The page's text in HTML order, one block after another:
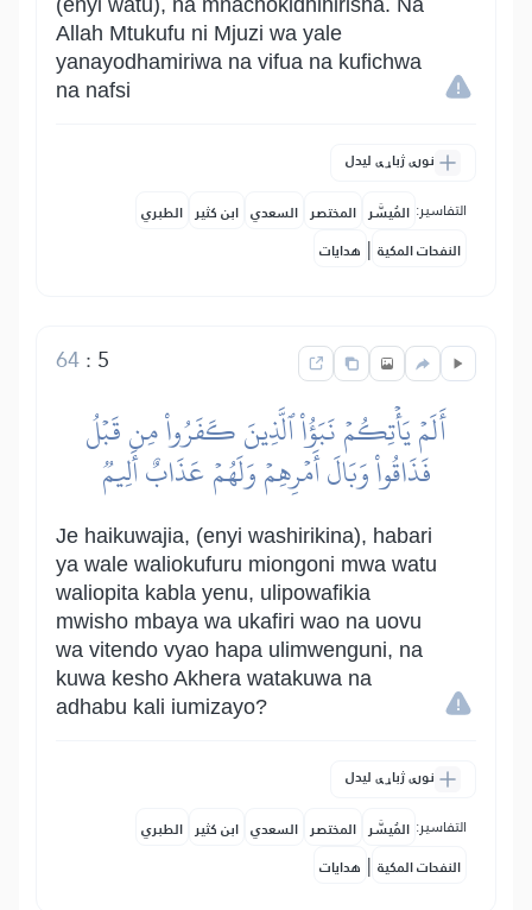
(enyi watu), na mnachokidhihirisha. Na
Allah Mtukufu ni Mjuzi wa yale
yanayodhamiriwa na vifua na kufichwa
na nafsi
نورې ژباړې لیدل
التفاسير: المُيسَّر المختصر السعدي ابن كثير الطبري
النفحات المكية | هدايات
5
:
64
أَلَمۡ يَأۡتِكُمۡ نَبَؤُاْ ٱلَّذِينَ كَفَرُواْ مِن قَبۡلُ
فَذَاقُواْ وَبَالَ أَمۡرِهِمۡ وَلَهُمۡ عَذَابٌ أَلِيمٞ
Je haikuwajia, (enyi washirikina), habari
ya wale waliokufuru miongoni mwa watu
waliopita kabla yenu, ulipowafikia
mwisho mbaya wa ukafiri wao na uovu
wa vitendo vyao hapa ulimwenguni, na
kuwa kesho Akhera watakuwa na
adhabu kali iumizayo?
نورې ژباړې لیدل
التفاسير: المُيسَّر المختصر السعدي ابن كثير الطبري
النفحات المكية | هدايات